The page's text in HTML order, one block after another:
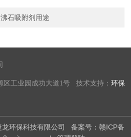
石吸附剂用途
区工业园成功大道1号 技术支持：环保
环保科技有限公司 备案号：赣ICP备